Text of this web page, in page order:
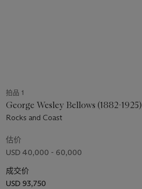
拍品 1
George Wesley Bellows (1882-1925)
Rocks and Coast
估价
USD 40,000 - 60,000
成交价
USD 93,750